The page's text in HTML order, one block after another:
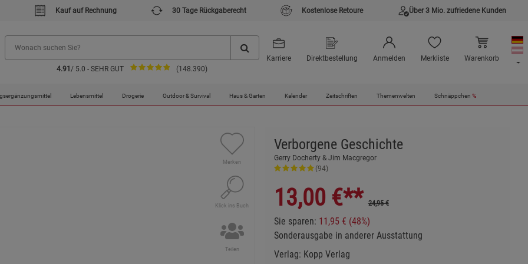
Kauf auf Rechnung 30 Tage Rückgaberecht Kostenlose Retoure Über 3 Mio. zufriedene Kunden
4.91 / 5.0 - SEHR GUT (148.390)
Karriere Direktbestellung Anmelden Merkliste Warenkorb
Lebensmittel Drogerie Outdoor & Survival Haus & Garten Kalender Zeitschriften Themenwelten Schnäppchen %
Geschichte
Merken
Klick ins Buch
Teilen
Verborgene Geschichte
Gerry Docherty & Jim Macgregor
(94)
13,00 €** 24,95 €
Sie sparen: 11,95 € (48%)
Sonderausgabe in anderer Ausstattung
Verlag: Kopp Verlag